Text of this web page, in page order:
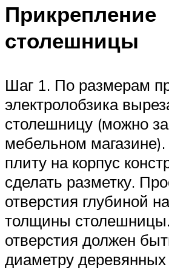
Прикрепление
столешницы
Шаг 1. По размерам
электролобзика
столешницу (можно
мебельном
плиту на корпус
сделать разметку.
отверстия глубиной
толщины
отверстия должен
диаметру